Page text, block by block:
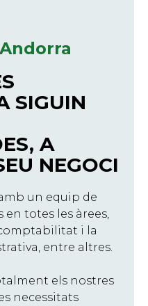
SIGUIN
A
NEGOCI
un equip de
totes les àrees,
i la
entre altres.
els nostres
necessitats